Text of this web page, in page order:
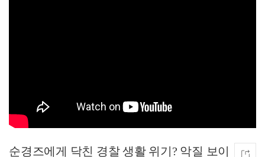
순경즈에게 닥친 경찰 생활 위기? 악질 보이